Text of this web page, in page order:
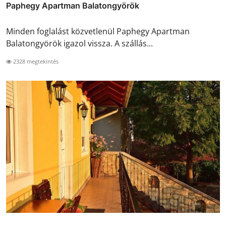
Paphegy Apartman Balatongyörök
Minden foglalást közvetlenül Paphegy Apartman
Balatongyörök igazol vissza. A szállás...
2328 megtekintés